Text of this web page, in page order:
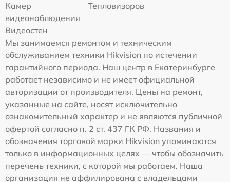
Камер
видеонаблюдения
Тепловизоров
Видеостен
Мы занимаемся ремонтом и техническим
обслуживанием техники Hikvision по истечении
гарантийного периода. Наш центр в Екатеринбурге
работает независимо и не имеет официальной
авторизации от производителя. Цены на ремонт,
указанные на сайте, носят исключительно
ознакомительный характер и не являются публичной
офертой согласно п. 2 ст. 437 ГК РФ. Названия и
обозначения торговой марки Hikvision упоминаются
только в информационных целях — чтобы обозначить
перечень техники, с которой мы работаем. Наша
организация не аффилирована с владельцами